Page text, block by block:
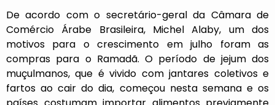
De acordo com o secretário-geral da Câmara de
Comércio Árabe Brasileira, Michel Alaby, um dos
motivos para o crescimento em julho foram as
compras para o Ramadã. O período de jejum dos
muçulmanos, que é vivido com jantares coletivos e
fartos ao cair do dia, começou nesta semana e os